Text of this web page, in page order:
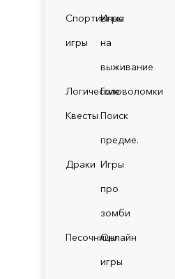
Спортивные
игры
Игры
на
выживание
ЛогическиеГоловоломки
Квесты Поиск
предме.
Драки Игры
про
зомби
ПесочницыОнлайн
игры